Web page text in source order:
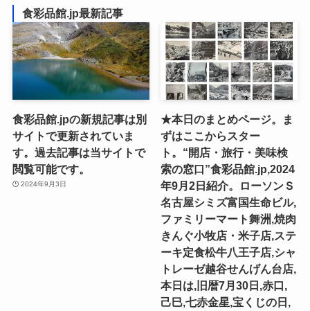
食彩品館.jp最新記事
食彩品館.jpの新規記事は別
サイトで更新されていま
す。過去記事は当サイトで
閲覧可能です。
2024年9月3日
★本日のまとめページ。ま
ずはここからスター
ト。“開店・旅行・美味検
索の窓口”食彩品館.jp,2024
年9月2日紹介。ローソンＳ
名古屋シミズ富国生命ビル,
ファミリーマート舞洲,焼肉
きんぐ小牧店・米子店,ステ
ーキ定食松牛八王子店,シャ
トレーゼ越谷せんげん台店,
本日は,旧暦7月30日,赤口,
己巳,七赤金星,宝くじの日,